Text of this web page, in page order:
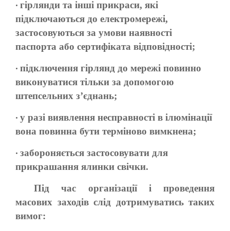
• гірлянди та інші прикраси, які
підключаються до електромережі,
застосовуються за умови наявності
паспорта або сертифіката відповідності;
• підключення гірлянд до мережі повинно
виконуватися тільки за допомогою
штепсельних з’єднань;
• у разі виявлення несправності в ілюмінації
вона повинна бути терміново вимкнена;
• забороняється застосовувати для
прикрашання ялинки свічки.
Під час організації і проведення
масових заходів слід дотримуватись таких
вимог: